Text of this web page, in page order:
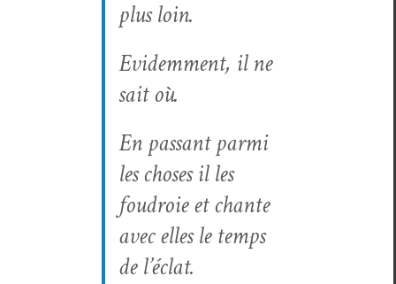
plus loin.
Evidem­ment, il ne
sait où.
En pas­sant par­mi
les choses il les
foudroie et chante
avec elles le temps
de l’éclat.